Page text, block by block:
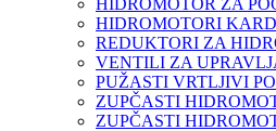
HIDROMOTOR ZA
HIDROMOTORI
REDUKTORI ZA
VENTILI ZA
PUŽASTI VRTLJIVI
ZUPČASTI
ZUPČASTI